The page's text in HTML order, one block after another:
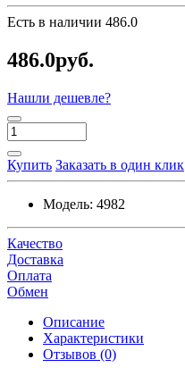
Есть в наличии 486.0
486.0руб.
Нашли дешевле?
Купить Заказать в один клик
Модель: 4982
Качество
Доставка
Оплата
Обмен
Описание
Характеристики
Отзывов (0)